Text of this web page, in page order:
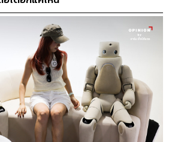
มมองเชิงบวกต่อประเด็นอัตรา
พิ่มน้ำหนักต่อโอกาสที่ Fed จะเริ่ม
ายในเดือนมิถุนายนนี้ จากก่อนหน้าที่
ครึ่งหลังของปีมากกว่า ซึ่งสร้างแรง
ปรับตัวร่วงลง หนุนการปรับตัวขึ้น
อนแรง และสร้างระดับสูงสุดตลอด
ดอลลาร์ต่อออนซ์
นรายงานประมาณภาวะเศรษฐกิจ
คมอย่างถี่ถ้วน พบว่า สำหรับปี 2024 มี